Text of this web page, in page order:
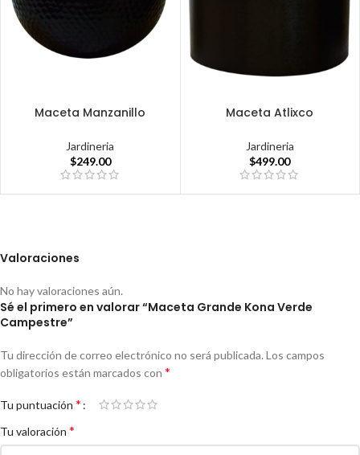
Maceta Manzanillo
Jardineria
$249.00
Maceta Atlixco
Jardineria
$499.00
Valoraciones
No hay valoraciones aún.
Sé el primero en valorar “Maceta Grande Kona Verde
Campestre”
Tu dirección de correo electrónico no será publicada. Los campos
obligatorios están marcados con *
Tu puntuación *
Tu valoración *